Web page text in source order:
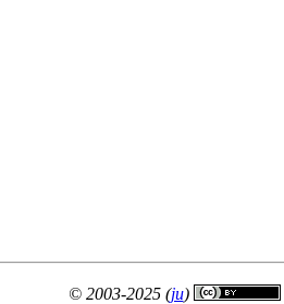
© 2003-2025 (ju)